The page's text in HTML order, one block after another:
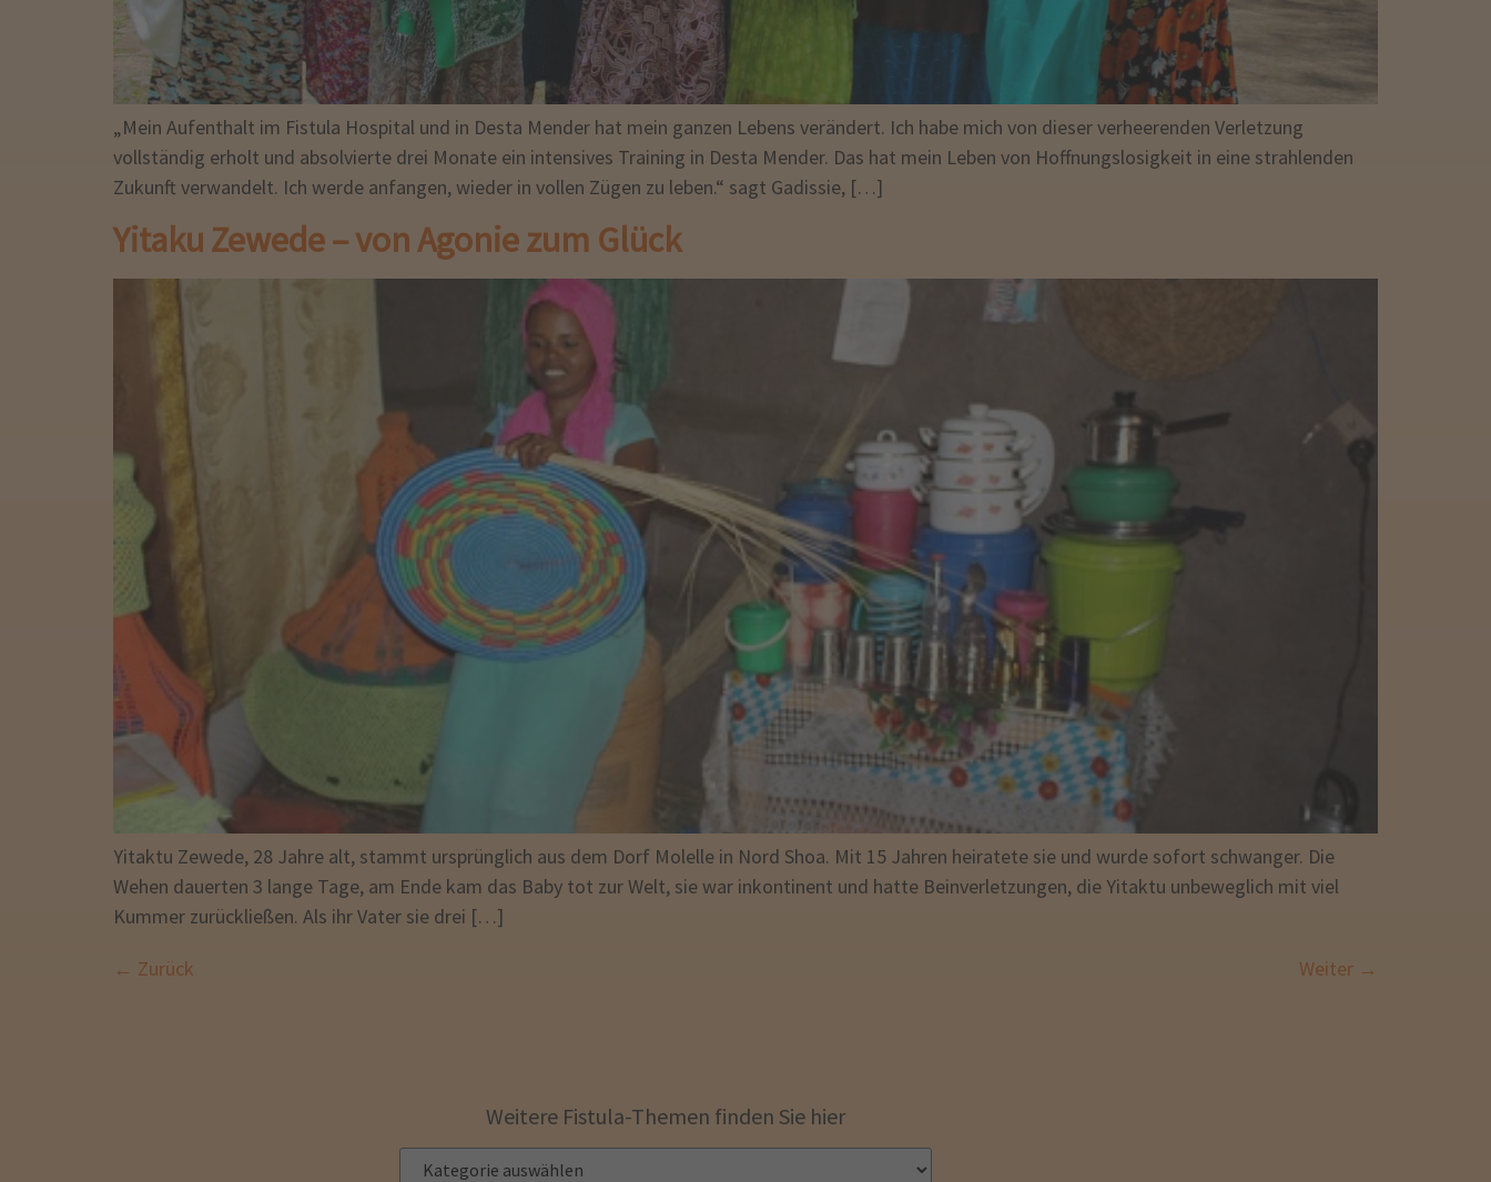
„Mein Aufenthalt im Fistula Hospital und in Desta Mender hat mein ganzen Lebens verändert. Ich habe mich von dieser verheerenden Verletzung
vollständig erholt und absolvierte drei Monate ein intensives Training in Desta Mender. Das hat mein Leben von Hoffnungslosigkeit in eine strahlenden
Zukunft verwandelt. Ich werde anfangen, wieder in vollen Zügen zu leben.“ sagt Gadissie, […]
Yitaku Zewede – von Agonie zum Glück
Yitaktu Zewede, 28 Jahre alt, stammt ursprünglich aus dem Dorf Molelle in Nord Shoa. Mit 15 Jahren heiratete sie und wurde sofort schwanger. Die
Wehen dauerten 3 lange Tage, am Ende kam das Baby tot zur Welt, sie war inkontinent und hatte Beinverletzungen, die Yitaktu unbeweglich mit viel
Kummer zurückließen. Als ihr Vater sie drei […]
← Zurück Weiter →
Weitere Fistula-Themen finden Sie hier